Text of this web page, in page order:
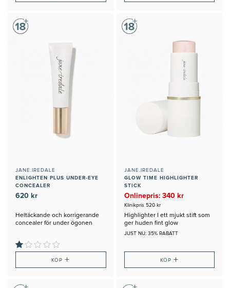
JANE.IREDALE
ENLIGHTEN PLUS UNDER-EYE
CONCEALER
620 kr
Heltäckande och korrigerande
concealer för under ögonen
KÖP+
JANE.IREDALE
GLOW TIME HIGHLIGHTER
STICK
Onlinepris: 340 kr
Klinikpris 520 kr
Highlighter I ett mjukt stift som
ger huden fint glow
JUST NU: 35% RABATT
KÖP +